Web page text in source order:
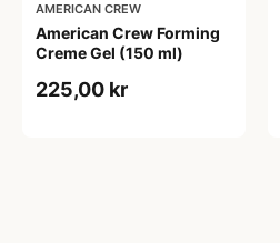
AMERICAN CREW
American Crew Forming
Creme Gel (150 ml)
225,00 kr